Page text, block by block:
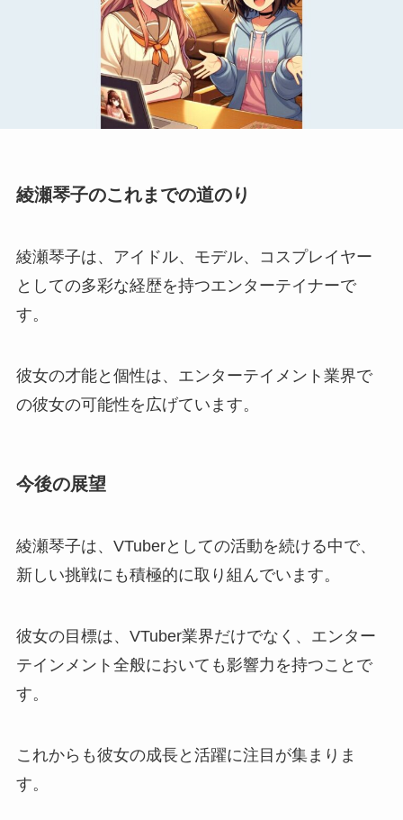
綾瀬琴子のこれまでの道のり
綾瀬琴子は、アイドル、モデル、コスプレイヤー
としての多彩な経歴を持つエンターテイナーで
す。
彼女の才能と個性は、エンターテイメント業界で
の彼女の可能性を広げています。
今後の展望
綾瀬琴子は、VTuberとしての活動を続ける中で、
新しい挑戦にも積極的に取り組んでいます。
彼女の目標は、VTuber業界だけでなく、エンター
テインメント全般においても影響力を持つことで
す。
これからも彼女の成長と活躍に注目が集まりま
す。